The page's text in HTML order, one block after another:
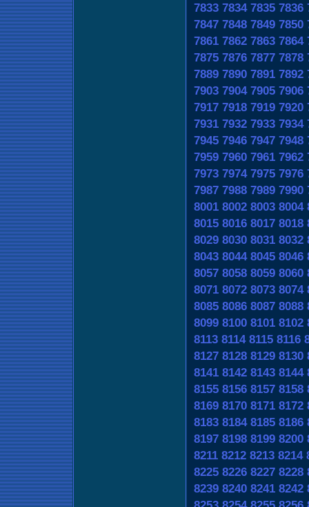
7833 7834 7835 7836
7847 7848 7849 7850
7861 7862 7863 7864
7875 7876 7877 7878
7889 7890 7891 7892
7903 7904 7905 7906
7917 7918 7919 7920
7931 7932 7933 7934
7945 7946 7947 7948
7959 7960 7961 7962
7973 7974 7975 7976
7987 7988 7989 7990
8001 8002 8003 8004
8015 8016 8017 8018
8029 8030 8031 8032
8043 8044 8045 8046
8057 8058 8059 8060
8071 8072 8073 8074
8085 8086 8087 8088
8099 8100 8101 8102
8113 8114 8115 8116
8127 8128 8129 8130
8141 8142 8143 8144
8155 8156 8157 8158
8169 8170 8171 8172
8183 8184 8185 8186
8197 8198 8199 8200
8211 8212 8213 8214
8225 8226 8227 8228
8239 8240 8241 8242